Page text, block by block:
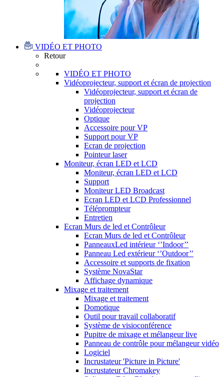
VIDÉO ET PHOTO
Retour
VIDÉO ET PHOTO
Vidéoprojecteur, support et écran de projection
Vidéoprojecteur, support et écran de
projection
Vidéoprojecteur
Optique
Accessoire pour VP
Support pour VP
Ecran de projection
Pointeur laser
Moniteur, écran LED et LCD
Moniteur, écran LED et LCD
Support
Moniteur LED Broadcast
Ecran LED et LCD Professionnel
Téléprompteur
Entretien
Ecran Murs de led et Contrôleur
Ecran Murs de led et Contrôleur
PanneauxLed intérieur ‘’Indoor’’
Panneau Led extérieur ‘’Outdoor’’
Accessoire et supports de fixation
Système NovaStar
Affichage dynamique
Mixage et traitement
Mixage et traitement
Domotique
Outil pour travail collaboratif
Système de visioconférence
Pupitre de mixage et mélangeur live
Panneau de contrôle pour mélangeur vidéo
Logiciel
Incrustateur 'Picture in Picture'
Incrustateur Chromakey